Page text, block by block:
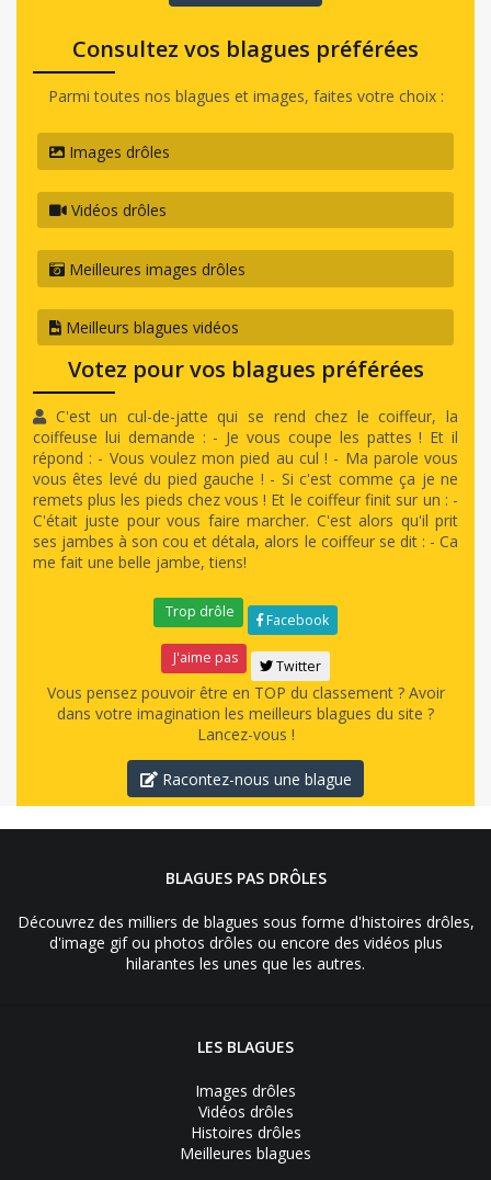
Consultez vos blagues préférées
Parmi toutes nos blagues et images, faites votre choix :
Images drôles
Vidéos drôles
Meilleures images drôles
Meilleurs blagues vidéos
Votez pour vos blagues préférées
C'est un cul-de-jatte qui se rend chez le coiffeur, la
coiffeuse lui demande : - Je vous coupe les pattes ! Et il
répond : - Vous voulez mon pied au cul ! - Ma parole vous
vous êtes levé du pied gauche ! - Si c'est comme ça je ne
remets plus les pieds chez vous ! Et le coiffeur finit sur un : -
C'était juste pour vous faire marcher. C'est alors qu'il prit
ses jambes à son cou et détala, alors le coiffeur se dit : - Ca
me fait une belle jambe, tiens!
Trop drôle Facebook
J'aime pas Twitter
Vous pensez pouvoir être en TOP du classement ? Avoir
dans votre imagination les meilleurs blagues du site ?
Lancez-vous !
Racontez-nous une blague
BLAGUES PAS DRÔLES
Découvrez des milliers de blagues sous forme d'histoires drôles,
d'image gif ou photos drôles ou encore des vidéos plus
hilarantes les unes que les autres.
LES BLAGUES
Images drôles
Vidéos drôles
Histoires drôles
Meilleures blagues